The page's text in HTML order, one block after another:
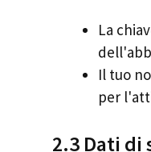
La
Il tuo
per
2.3 Dati di